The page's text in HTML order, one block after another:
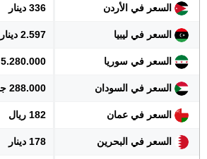
السعر في الأردن 336 دينار
السعر في ليبيا 2.597 دينار
السعر في سوريا 5.280.000 ليرة
السعر في السودان 288.000 جنيه
السعر في عمان 182 ريال
السعر في البحرين 178 دينار